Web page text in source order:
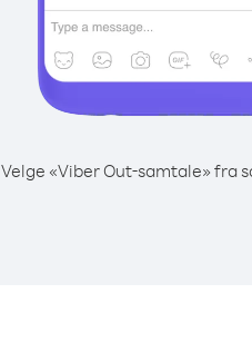
Velge «Viber Out-samtale» fra